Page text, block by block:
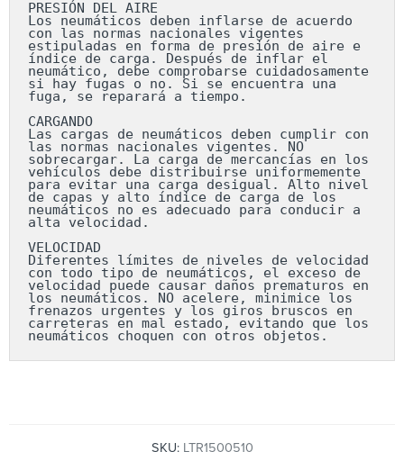
PRESIÓN DEL AIRE
Los neumáticos deben inflarse de acuerdo
con las normas nacionales vigentes
estipuladas en forma de presión de aire e
índice de carga. Después de inflar el
neumático, debe comprobarse cuidadosamente
si hay fugas o no. Si se encuentra una
fuga, se reparará a tiempo.
CARGANDO
Las cargas de neumáticos deben cumplir con
las normas nacionales vigentes. NO
sobrecargar. La carga de mercancías en los
vehículos debe distribuirse uniformemente
para evitar una carga desigual. Alto nivel
de capas y alto índice de carga de los
neumáticos no es adecuado para conducir a
alta velocidad.
VELOCIDAD
Diferentes límites de niveles de velocidad
con todo tipo de neumáticos, el exceso de
velocidad puede causar daños prematuros en
los neumáticos. NO acelere, minimice los
frenazos urgentes y los giros bruscos en
carreteras en mal estado, evitando que los
neumáticos choquen con otros objetos.
SKU: LTR1500510